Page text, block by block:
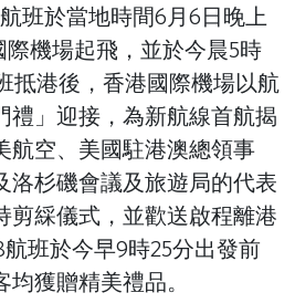
班於當地時間6月6日晚上
際機場起飛，並於今晨5時
抵港後，香港國際機場以航
禮」迎接，為新航線首航揭
航空、美國駐港澳總領事
洛杉磯會議及旅遊局的代表
剪綵儀式，並歡送啟程離港
航班於今早9時25分出發前
獲贈精美禮品。